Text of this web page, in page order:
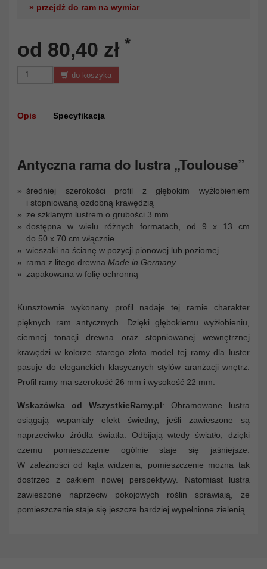
» przejdź do ram na wymiar
od 80,40 zł *
do koszyka
Opis Specyfikacja
Antyczna rama do lustra „Toulouse”
średniej szerokości profil z głębokim wyżłobieniem
i stopniowaną ozdobną krawędzią
ze szklanym lustrem o grubości 3 mm
dostępna w wielu różnych formatach, od 9 x 13 cm
do 50 x 70 cm włącznie
wieszaki na ścianę w pozycji pionowej lub poziomej
rama z litego drewna Made in Germany
zapakowana w folię ochronną
Kunsztownie wykonany profil nadaje tej ramie charakter
pięknych ram antycznych. Dzięki głębokiemu wyżłobieniu,
ciemnej tonacji drewna oraz stopniowanej wewnętrznej
krawędzi w kolorze starego złota model tej ramy dla luster
pasuje do eleganckich klasycznych stylów aranżacji wnętrz.
Profil ramy ma szerokość 26 mm i wysokość 22 mm.
Wskazówka od WszystkieRamy.pl: Obramowane lustra
osiągają wspaniały efekt świetlny, jeśli zawieszone są
naprzeciwko źródła światła. Odbijają wtedy światło, dzięki
czemu pomieszczenie ogólnie staje się jaśniejsze.
W zależności od kąta widzenia, pomieszczenie można tak
dostrzec z całkiem nowej perspektywy. Natomiast lustra
zawieszone naprzeciw pokojowych roślin sprawiają, że
pomieszczenie staje się jeszcze bardziej wypełnione zielenią.